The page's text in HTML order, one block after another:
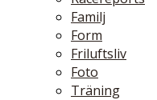
Familj
Form
Friluftsliv
Foto
Träning